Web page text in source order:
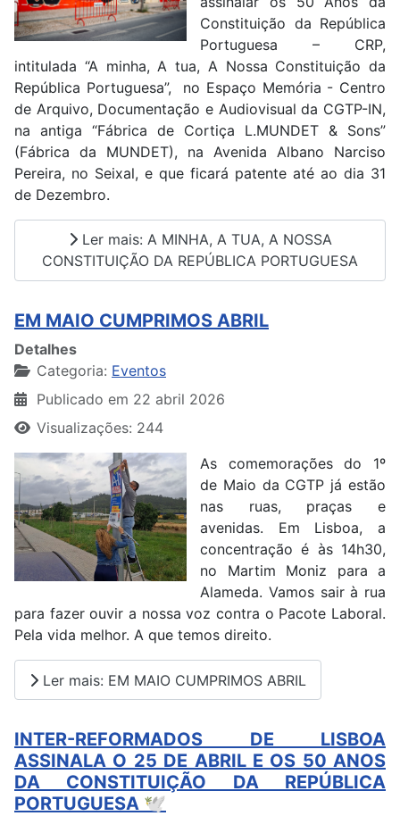
Constituição da República
Portuguesa – CRP,
intitulada “A minha, A tua, A Nossa Constituição da
República Portuguesa”, no Espaço Memória - Centro
de Arquivo, Documentação e Audiovisual da CGTP-IN,
na antiga “Fábrica de Cortiça L.MUNDET & Sons”
(Fábrica da MUNDET), na Avenida Albano Narciso
Pereira, no Seixal, e que ficará patente até ao dia 31
de Dezembro.
Ler mais: A MINHA, A TUA, A NOSSA
CONSTITUIÇÃO DA REPÚBLICA PORTUGUESA
EM MAIO CUMPRIMOS ABRIL
Detalhes
Categoria: Eventos
Publicado em 22 abril 2026
Visualizações: 244
As comemorações do 1º
de Maio da CGTP já estão
nas ruas, praças e
avenidas. Em Lisboa, a
concentração é às 14h30,
no Martim Moniz para a
Alameda. Vamos sair à rua
para fazer ouvir a nossa voz contra o Pacote Laboral.
Pela vida melhor. A que temos direito.
Ler mais: EM MAIO CUMPRIMOS ABRIL
INTER-REFORMADOS DE LISBOA
ASSINALA O 25 DE ABRIL E OS 50 ANOS
DA CONSTITUIÇÃO DA REPÚBLICA
PORTUGUESA 🕊️